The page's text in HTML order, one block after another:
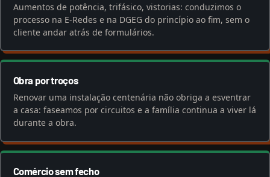
Aumentos de potência, trifásico, vistorias: conduzimos o
processo na E-Redes e na DGEG do princípio ao fim, sem o
cliente andar atrás de formulários.
Obra por troços
Renovar uma instalação centenária não obriga a esventrar
a casa: faseamos por circuitos e a família continua a viver lá
durante a obra.
Comércio sem fecho